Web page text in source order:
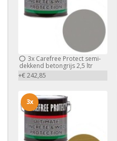
3x Carefree Protect semi-
dekkend betongrijs 2,5 ltr
+€ 242,85
3x